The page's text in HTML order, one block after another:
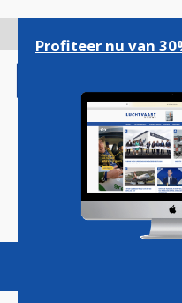
gaan
Magazine
Profiteer nu van